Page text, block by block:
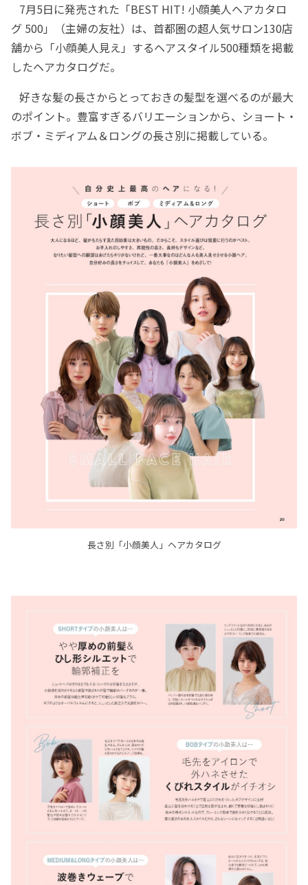
7月5日に発売された「BEST HIT! 小顔美人ヘアカタロ
グ 500」（主婦の友社）は、首都圏の超人気サロン130店
舗から「小顔美人見え」するヘアスタイル500種類を掲載
したヘアカタログだ。
好きな髪の長さからとっておきの髪型を選べるのが最大
のポイント。豊富すぎるバリエーションから、ショート・
ボブ・ミディアム＆ロングの長さ別に掲載している。
長さ別「小顔美人」ヘアカタログ